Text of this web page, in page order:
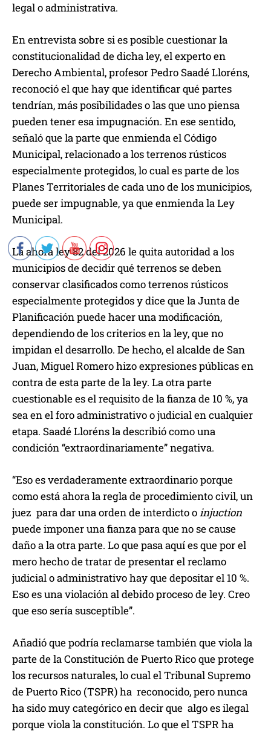
legal o administrativa.
En entrevista sobre si es posible cuestionar la
constitucionalidad de dicha ley, el experto en
Derecho Ambiental, profesor Pedro Saadé Lloréns,
reconoció el que hay que identificar qué partes
tendrían, más posibilidades o las que uno piensa
pueden tener esa impugnación. En ese sentido,
señaló que la parte que enmienda el Código
Municipal, relacionado a los terrenos rústicos
especialmente protegidos, lo cual es parte de los
Planes Territoriales de cada uno de los municipios,
puede ser impugnable, ya que enmienda la Ley
Municipal.
La ahora ley 82 del 2026 le quita autoridad a los
municipios de decidir qué terrenos se deben
conservar clasificados como terrenos rústicos
especialmente protegidos y dice que la Junta de
Planificación puede hacer una modificación,
dependiendo de los criterios en la ley, que no
impidan el desarrollo. De hecho, el alcalde de San
Juan, Miguel Romero hizo expresiones públicas en
contra de esta parte de la ley. La otra parte
cuestionable es el requisito de la fianza de 10 %, ya
sea en el foro administrativo o judicial en cualquier
etapa. Saadé Lloréns la describió como una
condición “extraordinariamente” negativa.
“Eso es verdaderamente extraordinario porque
como está ahora la regla de procedimiento civil, un
juez para dar una orden de interdicto oinjuction
puede imponer una fianza para que no se cause
daño a la otra parte. Lo que pasa aquí es que por el
mero hecho de tratar de presentar el reclamo
judicial o administrativo hay que depositar el 10 %.
Eso es una violación al debido proceso de ley. Creo
que eso sería susceptible”.
Añadió que podría reclamarse también que viola la
parte de la Constitución de Puerto Rico que protege
los recursos naturales, lo cual el Tribunal Supremo
de Puerto Rico (TSPR) ha reconocido, pero nunca
ha sido muy categórico en decir que algo es ilegal
porque viola la constitución. Lo que el TSPR ha